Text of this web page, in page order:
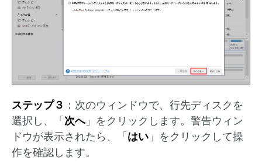
ステップ３ ：次のウィンドウで、行先ディスクを
選択し、「次へ」をクリックします。警告ウィン
ドウが表示されたら、「はい 」をクリックして操
作を確認します。